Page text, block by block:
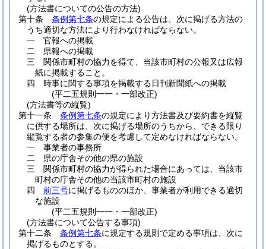
(方法書についての公告の方法)
第十条
条例第七条の規定による公告は、次に掲げる方法の
うち適切な方法により行わなければならない。
一
官報への掲載
二
県報への掲載
三
関係市町村の協力を得て、当該市町村の公報又は広報
紙に掲載すること。
四
時事に関する事項を掲載する日刊新聞紙への掲載
(平二五規則一一・一部改正)
(方法書等の縦覧)
第十一条
条例第七条の規定により方法書及び要約書を縦覧
に供する場所は、次に掲げる場所のうちから、できる限り
縦覧する者の参集の便を考慮して定めなければならない。
一
事業者の事務所
二
県の庁舎その他の県の施設
三
関係市町村の協力が得られた場合にあっては、当該市
町村の庁舎その他の当該市町村の施設
四
前三号に掲げるもののほか、事業者が利用できる適切
な施設
(平二五規則一一・一部改正)
(方法書について公告する事項)
第十二条
条例第七条に規定する規則で定める事項は、次に
掲げるものとする。